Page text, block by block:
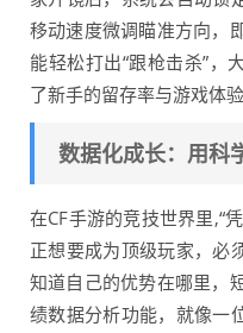
移动速度微调瞄准方向，
能轻松打出“跟枪击杀”，
了新手的留存率与游戏体验
数据化成长：用科
在CF手游的竞技世界里,“
正想要成为顶级玩家，
知道自己的优势在哪里，
绩数据分析功能，就像一